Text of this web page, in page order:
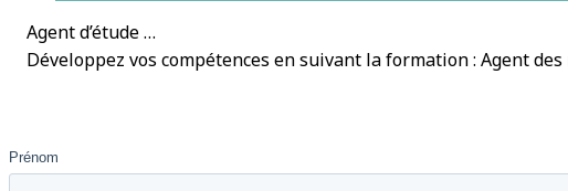
Agent d’étude …
Développez vos compétences en suivant la formation : Agent